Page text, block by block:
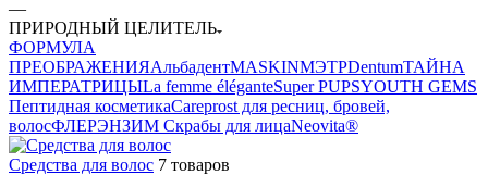
—
ПРИРОДНЫЙ ЦЕЛИТЕЛЬ
ФОРМУЛА
ПРЕОБРАЖЕНИЯАльбадентMASKINМЭТРDentumТАЙНА
ИМПЕРАТРИЦЫLa femme éléganteSuper PUPSYOUTH GEMS
Пептидная косметикаCareprost для ресниц, бровей,
волосФЛЕРЭНЗИМ Скрабы для лицаNeovita®
Средства для волос 7 товаров